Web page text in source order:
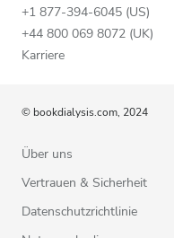
+1 877-394-6045 (US)
+44 800 069 8072 (UK)
Karriere
© bookdialysis.com, 2024
Über uns
Vertrauen & Sicherheit
Datenschutzrichtlinie